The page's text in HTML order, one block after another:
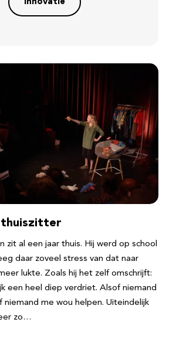
Innovatie
thuiszitter
zit al een jaar thuis. Hij werd op school
daar zoveel stress van dat naar
lukte. Zoals hij het zelf omschrijft:
een heel diep verdriet. Alsof niemand
niemand me wou helpen. Uiteindelijk
zo…